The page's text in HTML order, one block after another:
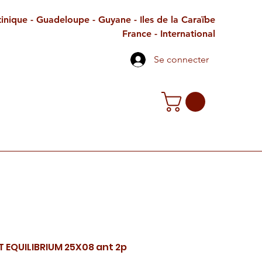
- Guadeloupe - Guyane - Iles de la Caraïbe
France - International
Se connecter
EQUILIBRIUM 25X08 ant 2p